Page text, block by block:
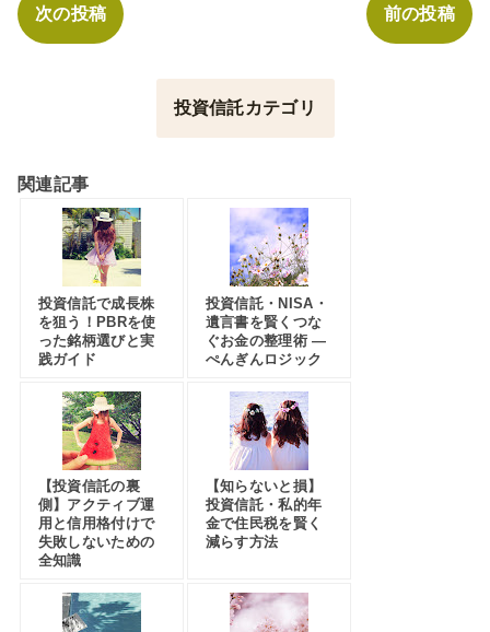
次の投稿 前の投稿
投資信託カテゴリ
関連記事
投資信託で成長株
を狙う！PBRを使
った銘柄選びと実
践ガイド
投資信託・NISA・
遺言書を賢くつな
ぐお金の整理術 —
ぺんぎんロジック
【投資信託の裏
側】アクティブ運
用と信用格付けで
失敗しないための
全知識
【知らないと損】
投資信託・私的年
金で住民税を賢く
減らす方法